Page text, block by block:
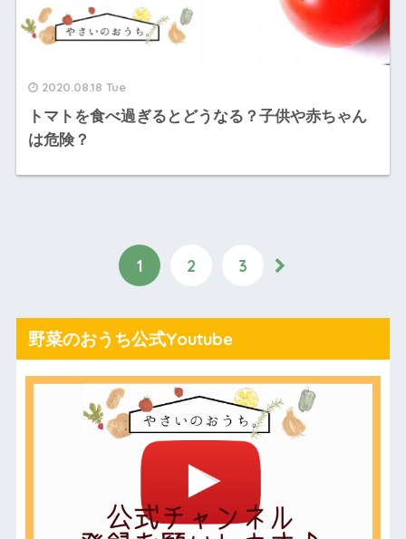
2020.08.18 Tue
トマトを食べ過ぎるとどうなる？子供や赤ちゃん
は危険？
1 2 3
野菜のおうち公式Youtube